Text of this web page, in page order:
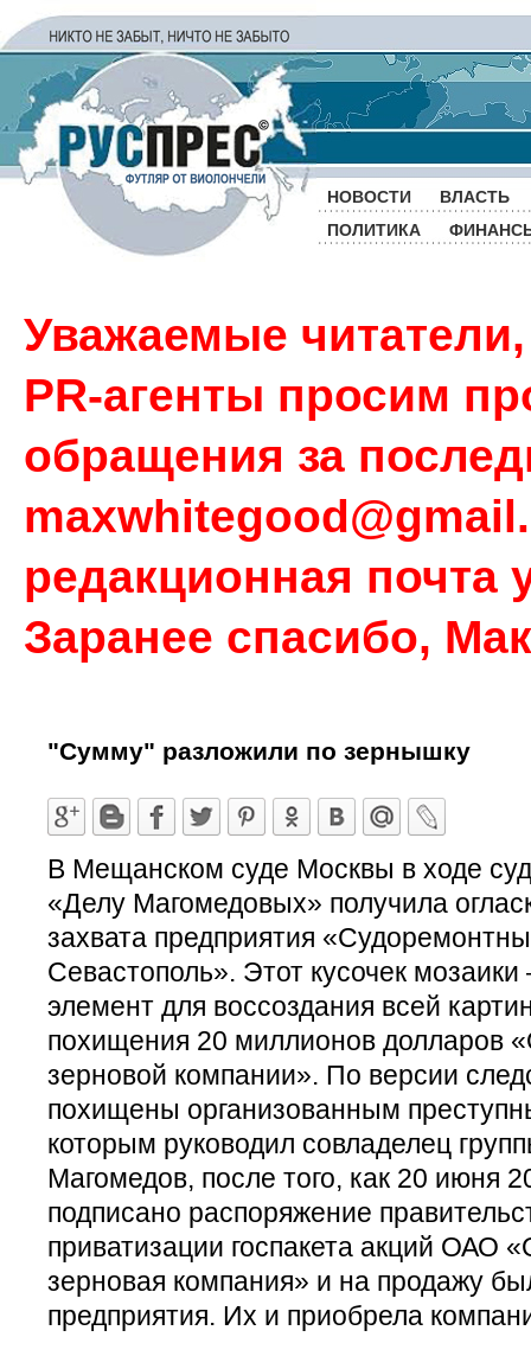
НОВОСТИ
ВЛАСТЬ
ПОЛИТИКА
Уважаемые
PR-агенты просим
обращения за
редакционная почта
Заранее спасибо,
"Сумму" разложили по зернышку
В Мещанском суде Москвы в ходе
«Делу Магомедовых» получила
захвата предприятия
Севастополь». Этот кусочек
элемент для воссоздания всей
похищения 20 миллионов долларов
зерновой компании». По версии
похищены организованным
которым руководил совладелец
Магомедов, после того, как 20 июня
подписано распоряжение
приватизации госпакета акций ОАО
зерновая компания» и на продажу
предприятия. Их и приобрела